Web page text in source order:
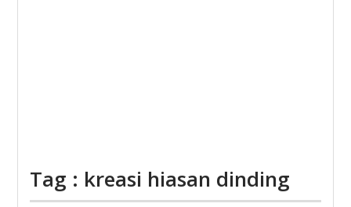
Tag : kreasi hiasan dinding